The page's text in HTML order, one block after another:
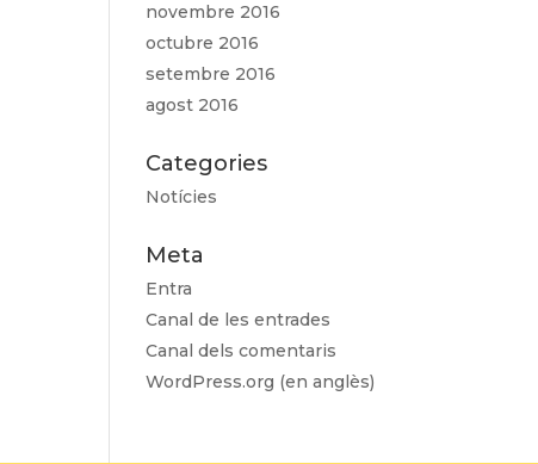
novembre 2016
octubre 2016
setembre 2016
agost 2016
Categories
Notícies
Meta
Entra
Canal de les entrades
Canal dels comentaris
WordPress.org (en anglès)